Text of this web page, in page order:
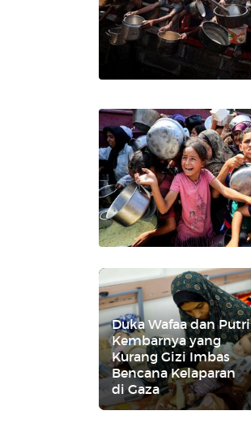
Duka Wafaa dan Putri
Kembarnya yang
Kurang Gizi Imbas
Bencana Kelaparan
di Gaza